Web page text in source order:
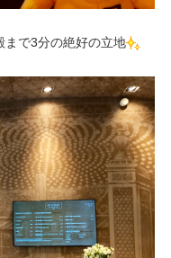
で3分の絶好の立地